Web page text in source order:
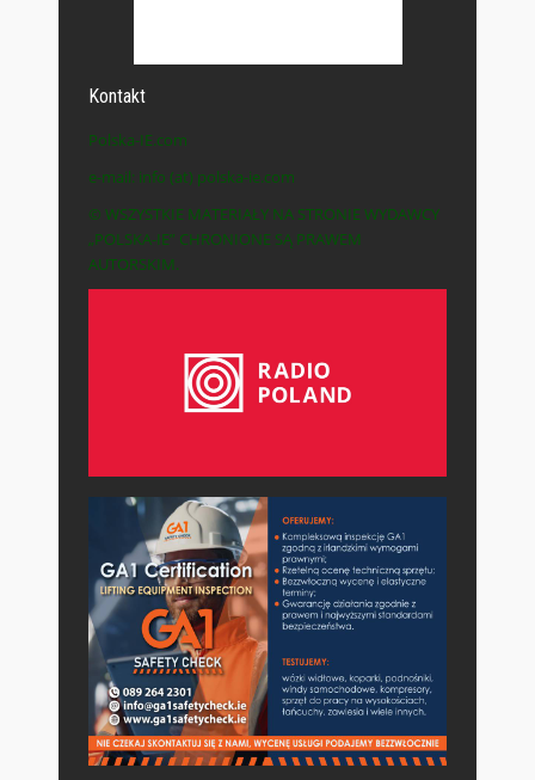
Kontakt
Polska-IE.com
e-mail: info (at) polska-ie.com
© WSZYSTKIE MATERIAŁY NA STRONIE WYDAWCY
„POLSKA-IE” CHRONIONE SĄ PRAWEM
AUTORSKIM.